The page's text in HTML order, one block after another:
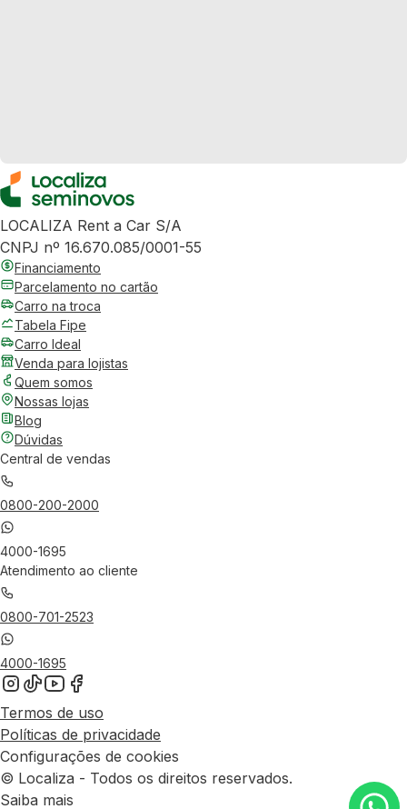
LOCALIZA Rent a Car S/A
CNPJ nº 16.670.085/0001-55
Financiamento
Parcelamento no cartão
Carro na troca
Tabela Fipe
Carro Ideal
Venda para lojistas
Quem somos
Nossas lojas
Blog
Dúvidas
Central de vendas
0800-200-2000
4000-1695
Atendimento ao cliente
0800-701-2523
4000-1695
Termos de uso
Políticas de privacidade
Configurações de cookies
© Localiza - Todos os direitos reservados.
Saiba mais